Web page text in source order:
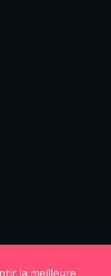
la meilleure